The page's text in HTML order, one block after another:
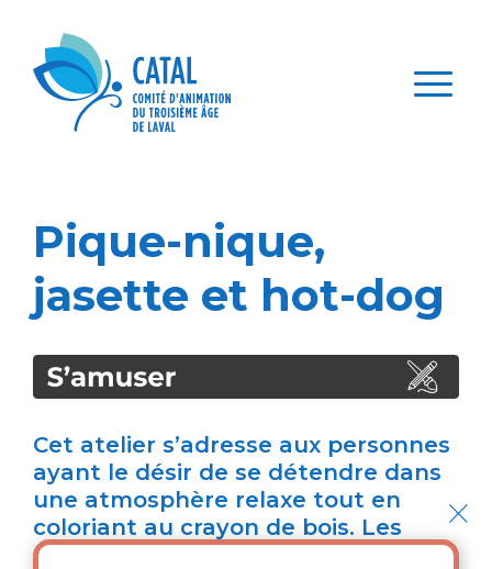
Nous
joindre
622-
1228
Pique-nique,
jasette et hot-dog
Cet atelier s’adresse aux personnes
ayant le désir de se détendre dans
une atmosphère relaxe tout en
coloriant au crayon de bois. Les
participants doivent apporter leurs
×